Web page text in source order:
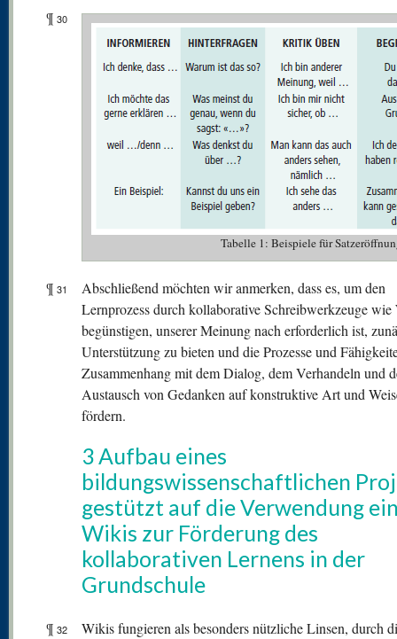
¶ 30
Tabelle 1: Beispiele für
¶ 31
Abschließend möchten wir anmerken, dass es, um den
Lernprozess durch kollaborative Schreibwerkzeuge
begünstigen, unserer Meinung nach erforderlich ist,
Unterstützung zu bieten und die Prozesse und
Zusammenhang mit dem Dialog, dem Verhandeln und
Austausch von Gedanken auf konstruktive Art und
fördern.
3 Aufbau eines
bildungswissenschaftlichen
gestützt auf die Verwendung
Wikis zur Förderung des
kollaborativen Lernens in der
Grundschule
¶ 32
Wikis fungieren als besonders nützliche Linsen, durch